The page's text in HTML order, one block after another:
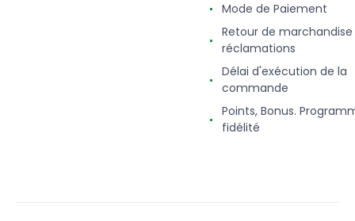
Mode de Paiement
Retour de
réclamations
Délai d'exécution de la
commande
Points, Bonus.
fidélité